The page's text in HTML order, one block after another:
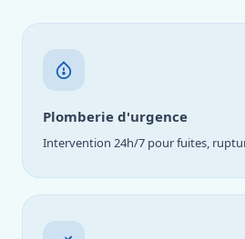
Plomberie d'urgence
Intervention 24h/7 pour fuites,